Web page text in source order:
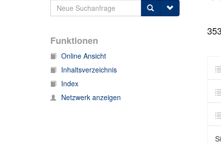
Funktionen
Online Ansicht
Inhaltsverzeichnis
Index
Netzwerk anzeigen